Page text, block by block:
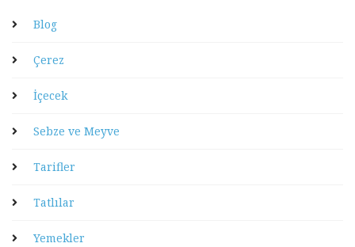
Blog
Çerez
İçecek
Sebze ve Meyve
Tarifler
Tatlılar
Yemekler